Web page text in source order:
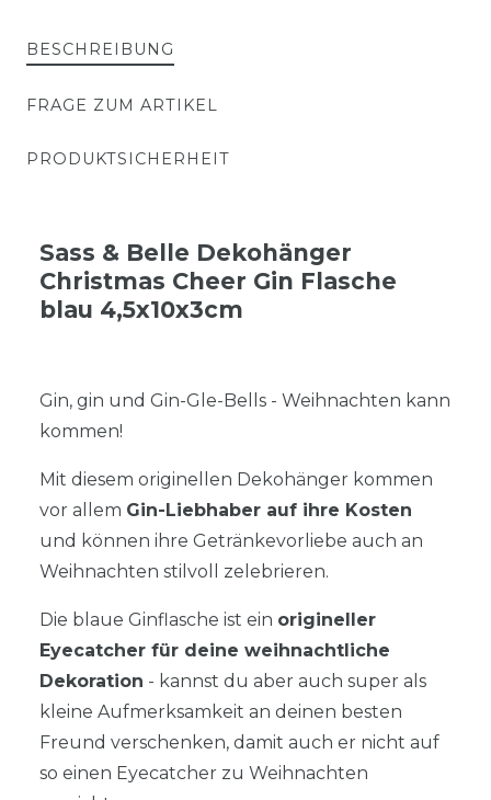
BESCHREIBUNG
FRAGE ZUM ARTIKEL
PRODUKTSICHERHEIT
Sass & Belle Dekohänger
Christmas Cheer Gin Flasche
blau 4,5x10x3cm
Gin, gin und Gin-Gle-Bells - Weihnachten kann
kommen!
Mit diesem originellen Dekohänger kommen
vor allem Gin-Liebhaber auf ihre Kosten
und können ihre Getränkevorliebe auch an
Weihnachten stilvoll zelebrieren.
Die blaue Ginflasche ist ein origineller
Eyecatcher für deine weihnachtliche
Dekoration - kannst du aber auch super als
kleine Aufmerksamkeit an deinen besten
Freund verschenken, damit auch er nicht auf
so einen Eyecatcher zu Weihnachten